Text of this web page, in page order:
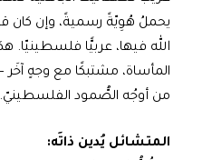
يحملُ هُوِيّةً رسميةً، وإن كان
الله فيها، عربيًّا فلسطينيّا.
المأساة، مشتبكًا مع وجهٍ آخَر
من أوجُه الصُّمود الفلسطينيّ.
المتشائل يُدين ذاتَه: